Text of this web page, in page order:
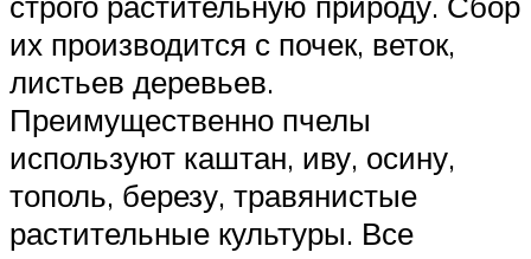
их производится с почек, веток,
листьев деревьев.
Преимущественно пчелы
используют каштан, иву, осину,
тополь, березу, травянистые
растительные культуры. Все